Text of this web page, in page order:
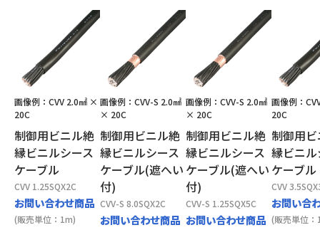
画像例：CVV 2.0㎟ ×
20C
制御用ビニル絶
縁ビニルシース
ケーブル
CVV 1.25SQX2C
お問い合わせ商品
(販売単位：1m)
画像例：CVV-S 2.0㎟
× 20C
制御用ビニル絶
縁ビニルシース
ケーブル(遮へい
付)
CVV-S 8.0SQX2C
お問い合わせ商品
画像例：CVV-S 2.0㎟
× 20C
制御用ビニル絶
縁ビニルシース
ケーブル(遮へい
付)
CVV-S 1.25SQX5C
お問い合わせ商品
画像例：
20C
制御用
縁ビニ
ケーブル
CVV
お問い合
(販売単位：